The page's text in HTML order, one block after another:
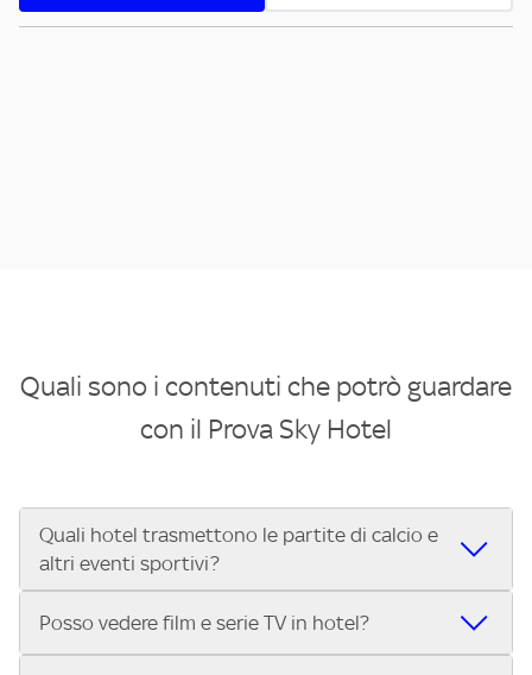
Quali sono i contenuti che potrò guardare
con il Prova Sky Hotel
Quali hotel trasmettono le partite di calcio e
altri eventi sportivi?
Se cerchi un hotel dove poter vedere le partite di Serie A,
Posso vedere film e serie TV in hotel?